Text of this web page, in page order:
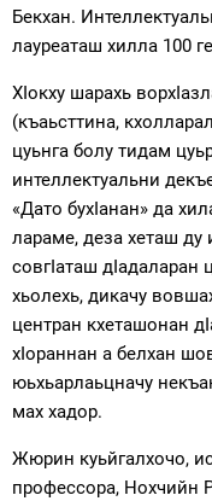
Бекхан.
лауреаташ хилла 100
ХIокху шарахь
(къаьсттина,
цуьнга болу тидам
интеллектуальни
«Дато бухIанан» да
лараме, деза хеташ ду
совгIаташ дIадаларан
хьолехь, дикачу
центран кхеташонан
хIораннан а белхан
юьхьарлаьцначу
мах хадор.
Жюрин куьйгалхочо,
профессора, Нохчийн